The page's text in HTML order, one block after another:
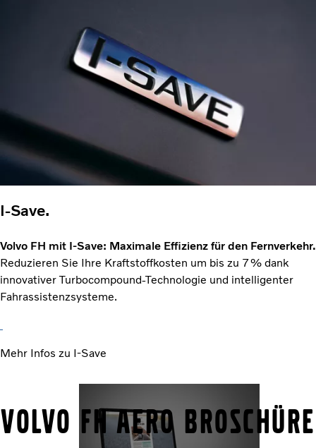
I-Save.
Volvo FH mit I-Save: Maximale Effizienz für den Fernverkehr.
Reduzieren Sie Ihre Kraftstoffkosten um bis zu 7 % dank
innovativer Turbocompound-Technologie und intelligenter
Fahrassistenzsysteme.
Mehr Infos zu I-Save
Volvo FH Aero Broschüre